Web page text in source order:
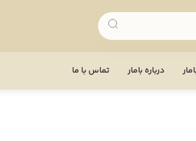
درباره بامار تماس با ما